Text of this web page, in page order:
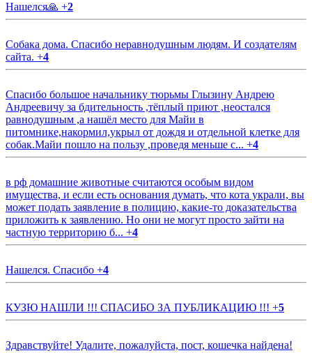
Нашелся🙏 +2
Собака дома. Спасибо неравнодушным людям. И создателям
сайта. +4
Спасибо большое начальнику тюрьмы Глызину Андрею
Андреевичу за бдительность ,тёплый приют ,неостался
равнодушным ,а нашёл место для Майи в
питомнике,накормил,укрыл от дождя и отдельной клетке для
собак.Майи пошло на пользу ,проведя меньше с... +4
в рф домашние животные считаются особым видом
имущества, и если есть основания думать, что кота украли, вы
может подать заявление в полицию, какие-то доказательства
приложить к заявлению. Но они не могут просто зайти на
частную территорию б... +4
Нашелся. Спасибо +4
КУЗЮ НАШЛИ !!! СПАСИБО ЗА ПУБЛИКАЦИЮ !!! +5
Здравствуйте! Удалите, пожалуйста, пост, кошечка найдена!